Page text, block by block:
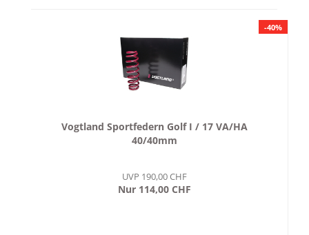
-40%
Vogtland Sportfedern Golf I / 17 VA/HA
40/40mm
UVP 190,00 CHF
Nur 114,00 CHF